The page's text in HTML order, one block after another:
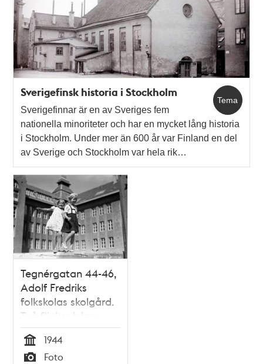
Tema
Sverigefinsk historia i Stockholm
Sverigefinnar är en av Sveriges fem
nationella minoriteter och har en mycket lång historia
i Stockholm. Under mer än 600 år var Finland en del
av Sverige och Stockholm var hela rik…
Tegnérgatan 44-46,
Adolf Fredriks
folkskolas skolgård.
Två flickor leker.
Tid
1944
Foto